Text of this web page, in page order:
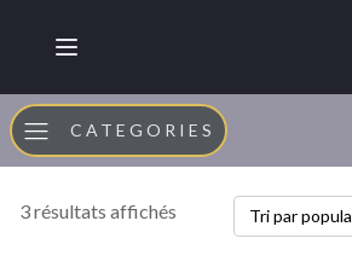
CATEGORIES
3 résultats affichés